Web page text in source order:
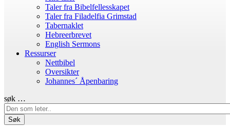
Taler fra Bibelfellesskapet
Taler fra Filadelfia Grimstad
Tabernaklet
Hebreerbrevet
English Sermons
Ressurser
Nettbibel
Oversikter
Johannes´ Åpenbaring
søk …
Søk